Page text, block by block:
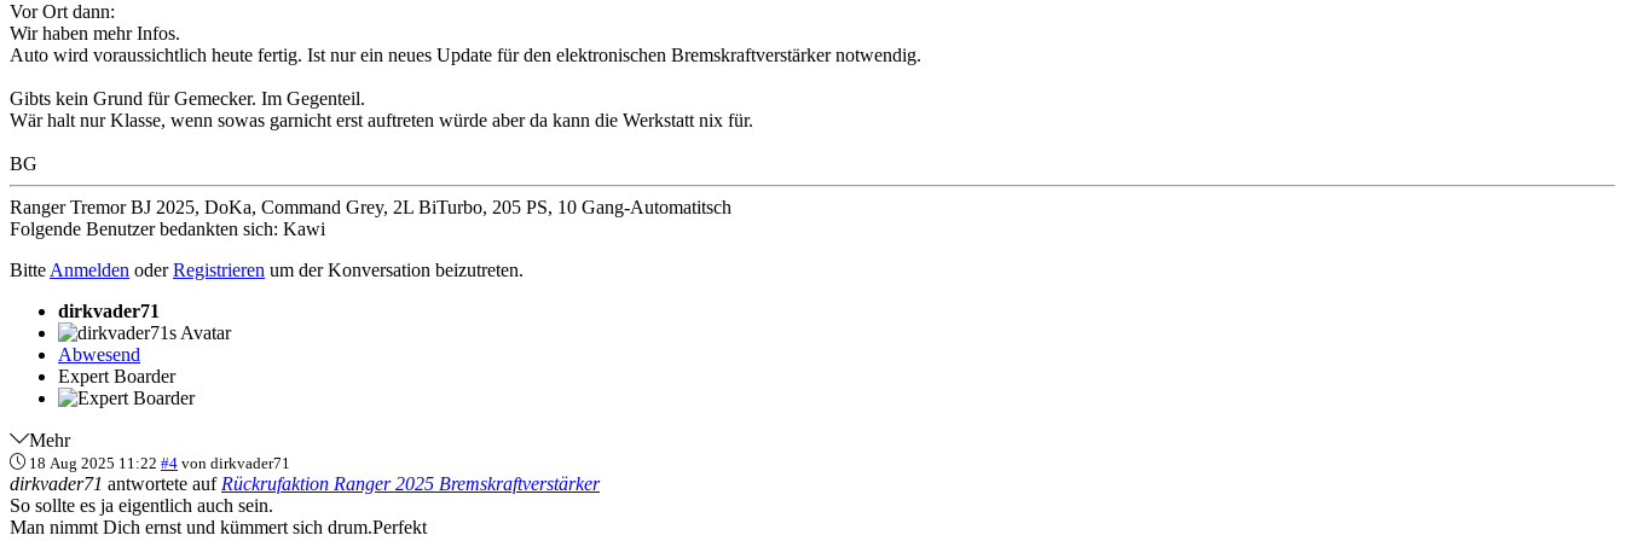
Vor Ort dann:
Wir haben mehr Infos.
Auto wird voraussichtlich heute fertig. Ist nur ein neues Update für den elektronischen Bremskraftverstärker notwendig.
Gibts kein Grund für Gemecker. Im Gegenteil.
Wär halt nur Klasse, wenn sowas garnicht erst auftreten würde aber da kann die Werkstatt nix für.
BG
Ranger Tremor BJ 2025, DoKa, Command Grey, 2L BiTurbo, 205 PS, 10 Gang-Automatitsch
Folgende Benutzer bedankten sich: Kawi
Bitte Anmelden oderRegistrieren um der Konversation beizutreten.
dirkvader71
Abwesend
Expert Boarder
Mehr
18 Aug 2025 11:22 #4 von dirkvader71
dirkvader71 antwortete auf Rückrufaktion Ranger 2025 Bremskraftverstärker
So sollte es ja eigentlich auch sein.
Man nimmt Dich ernst und kümmert sich drum.Perfekt